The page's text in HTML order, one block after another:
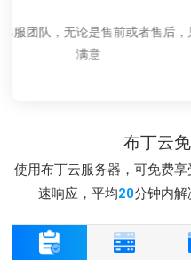
我们拥有专业的客服团队，无
24小时内,对布丁云产品或者
我们平均3分钟内响应您的请
我们拥有专业的客服团队，无
24小时内,对布丁云产品或者
布丁云
使用布丁云服务器，可免费享
速响应，平均20分钟内解